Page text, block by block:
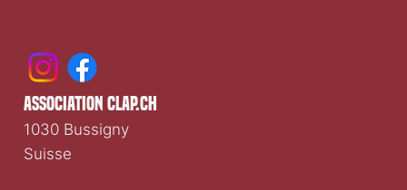
association clap.ch
1030 Bussigny
Suisse